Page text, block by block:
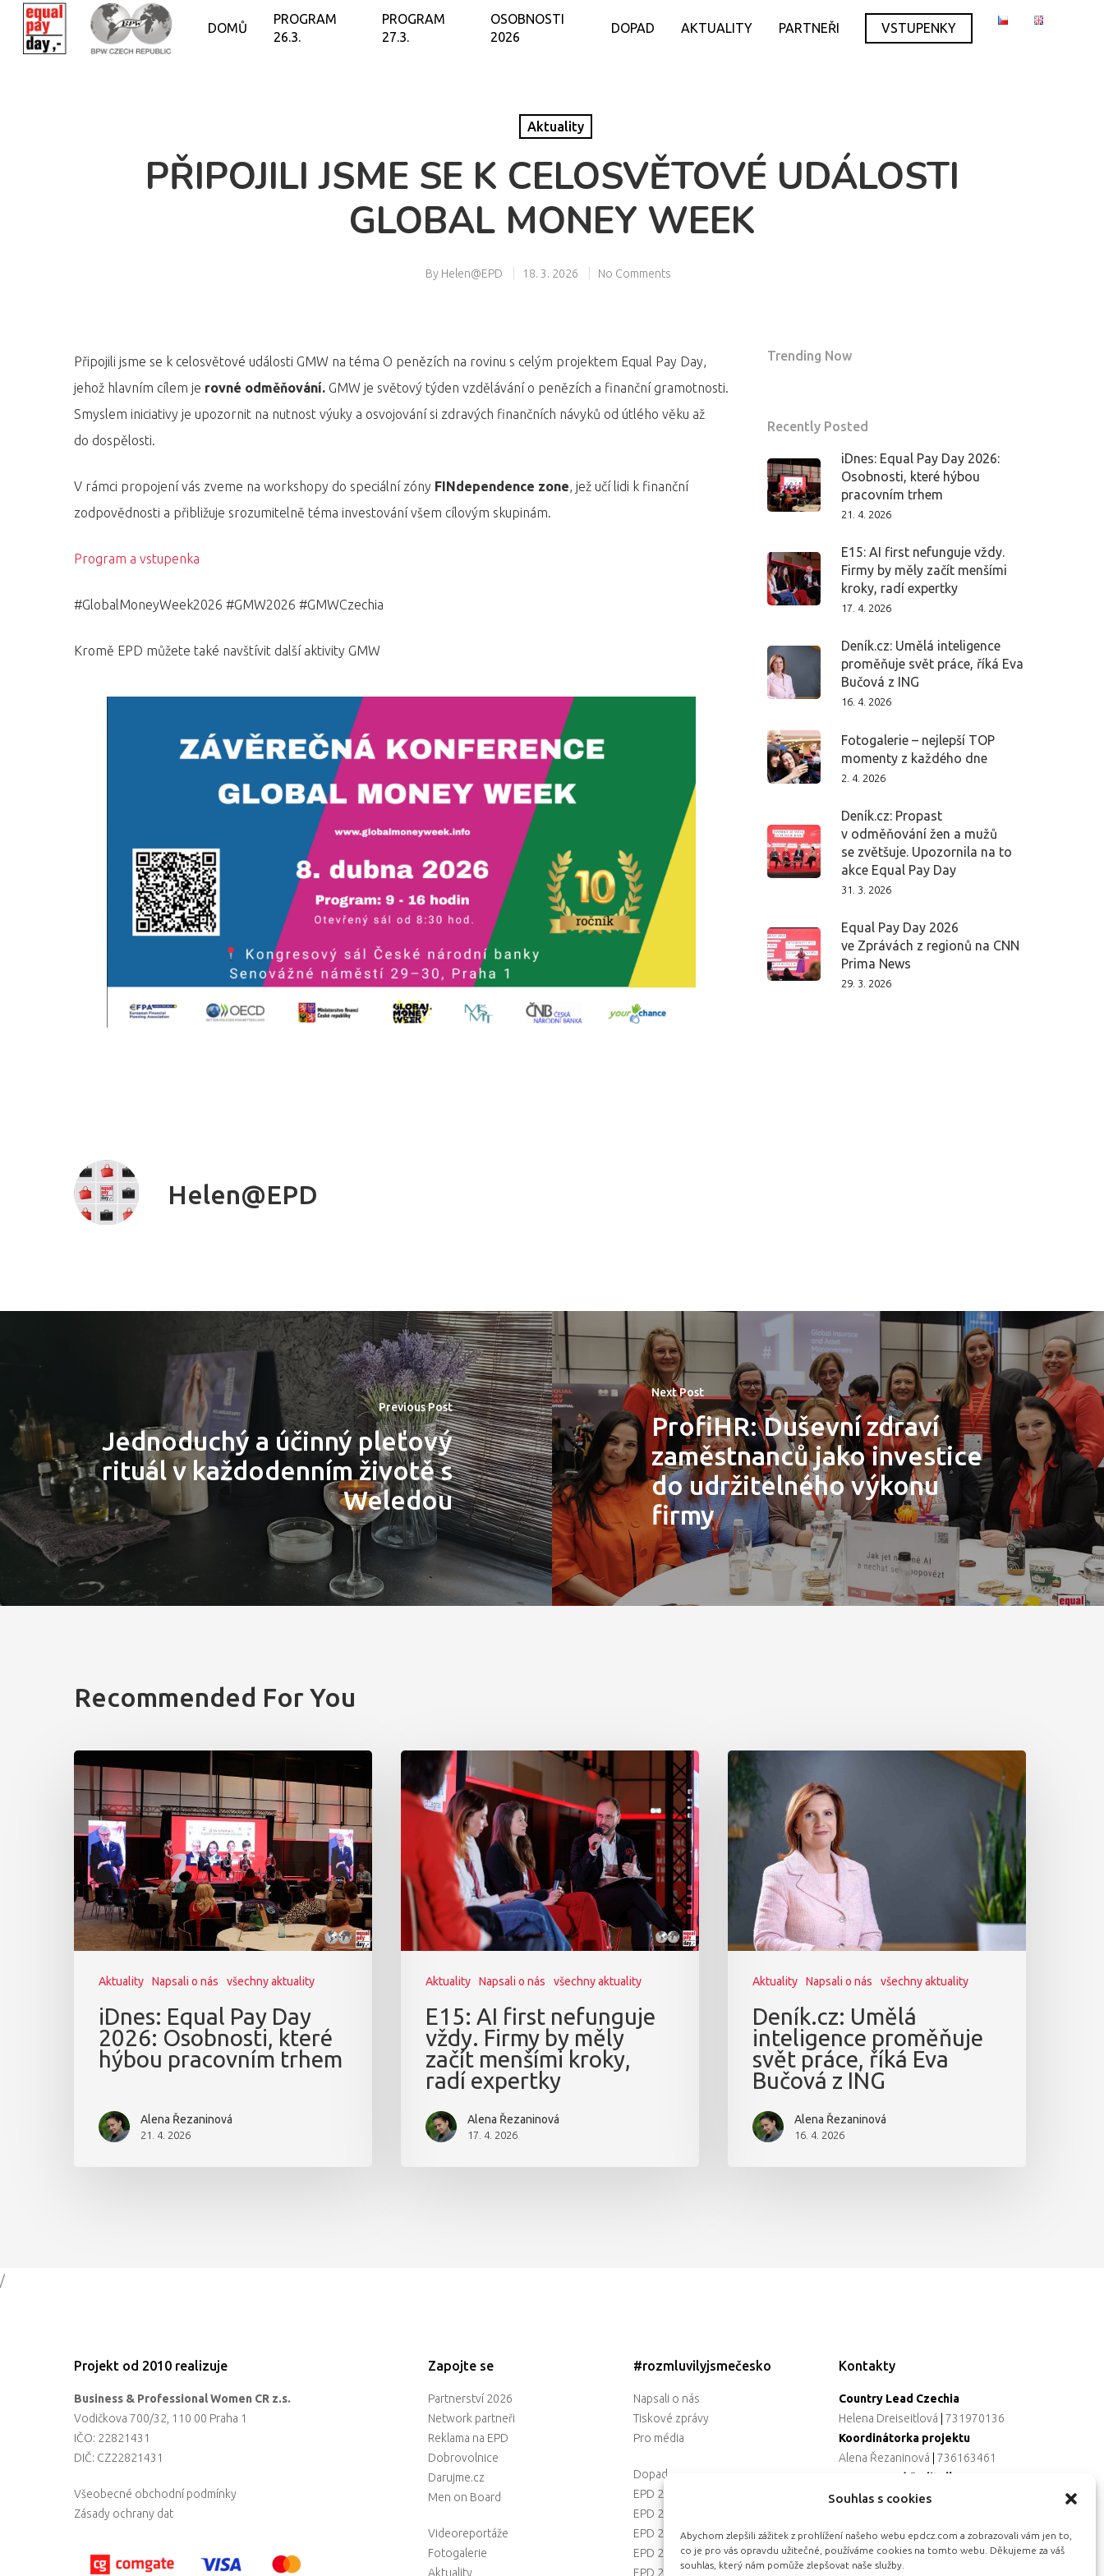
Souhlas s cookies
Abychom zlepšili zážitek z prohlížení našeho webu epdcz.com a zobrazovali vám jen to,
co je pro vás opravdu užitečné, používáme cookies na tomto webu. Děkujeme za váš
souhlas, který nám pomůže zlepšovat naše služby.
Hit enter to search or ESC to close
DOMŮ
PROGRAM
26.3.
PROGRAM
27.3.
OSOBNOSTI
2026
DOPAD AKTUALITY PARTNEŘI VSTUPENKY
Aktuality
PŘIPOJILI JSME SE K CELOSVĚTOVÉ UDÁLOSTI
GLOBAL MONEY WEEK
By Helen@EPD 18. 3. 2026 No Comments
Připojili jsme se k celosvětové události GMW na téma O penězích na rovinu s celým projektem Equal Pay Day,
jehož hlavním cílem je rovné odměňování. GMW je světový týden vzdělávání o penězích a finanční gramotnosti.
Smyslem iniciativy je upozornit na nutnost výuky a osvojování si zdravých finančních návyků od útlého věku až
do dospělosti.
V rámci propojení vás zveme na workshopy do speciální zóny FINdependence zone, jež učí lidi k finanční
zodpovědnosti a přibližuje srozumitelně téma investování všem cílovým skupinám.
Program a vstupenka
#GlobalMoneyWeek2026 #GMW2026 #GMWCzechia
Kromě EPD můžete také navštívit další aktivity GMW
Helen@EPD
Trending Now
Recently Posted
iDnes: Equal Pay Day 2026:
Osobnosti, které hýbou
pracovním trhem
21. 4. 2026
E15: AI first nefunguje vždy.
Firmy by měly začít menšími
kroky, radí expertky
17. 4. 2026
Deník.cz: Umělá inteligence
proměňuje svět práce, říká Eva
Bučová z ING
16. 4. 2026
Fotogalerie – nejlepší TOP
momenty z každého dne
2. 4. 2026
Deník.cz: Propast
v odměňování žen a mužů
se zvětšuje. Upozornila na to
akce Equal Pay Day
31. 3. 2026
Equal Pay Day 2026
ve Zprávách z regionů na CNN
Prima News
29. 3. 2026
Previous Post
Jednoduchý a účinný pleťový
rituál v každodenním životě s
Weledou
Next Post
ProfiHR: Duševní zdraví
zaměstnanců jako investice
do udržitelného výkonu
firmy
Recommended For You
Aktuality Napsali o nás všechny aktuality
iDnes: Equal Pay Day
2026: Osobnosti, které
hýbou pracovním trhem
Alena Řezaninová
21. 4. 2026
Aktuality Napsali o nás všechny aktuality
E15: AI first nefunguje
vždy. Firmy by měly
začít menšími kroky,
radí expertky
Alena Řezaninová
17. 4. 2026
Aktuality Napsali o nás všechny aktuality
Deník.cz: Umělá
inteligence proměňuje
svět práce, říká Eva
Bučová z ING
Alena Řezaninová
16. 4. 2026
/
Projekt od 2010 realizuje
Business & Professional Women CR z.s.
Vodičkova 700/32, 110 00 Praha 1
IČO: 22821431
DIČ: CZ22821431
Všeobecné obchodní podmínky
Zásady ochrany dat
Zapojte se
Partnerství 2026
Network partneři
Reklama na EPD
Dobrovolnice
Darujme.cz
Men on Board
Videoreportáže
Fotogalerie
Aktuality
#rozmluvilyjsmečesko
Napsali o nás
Tiskové zprávy
Pro média
Dopad
EPD 2025
EPD 2024
EPD 2023
EPD 2022
EPD 2021
Kontakty
Country Lead Czechia
Helena Dreiseitlová |731970136
Koordinátorka projektu
Alena Řezaninová |736163461
Programová ředitelka
Jana Černoušková
Eva Primus Kovandová|602646688
Komunikace & PR